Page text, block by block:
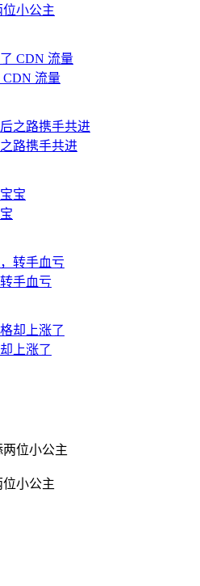
位小公主
CDN 流量
路携手共进
手血亏
上涨了
位小公主